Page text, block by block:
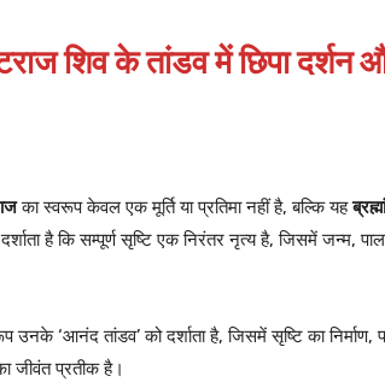
शिव के तांडव में छिपा दर्शन
का स्वरूप केवल एक मूर्ति या प्रतिमा नहीं है, बल्कि यह
है कि सम्पूर्ण सृष्टि एक निरंतर नृत्य है, जिसमें जन्म,
उनके ‘आनंद तांडव’ को दर्शाता है, जिसमें सृष्टि का निर्माण,
जीवंत प्रतीक है।